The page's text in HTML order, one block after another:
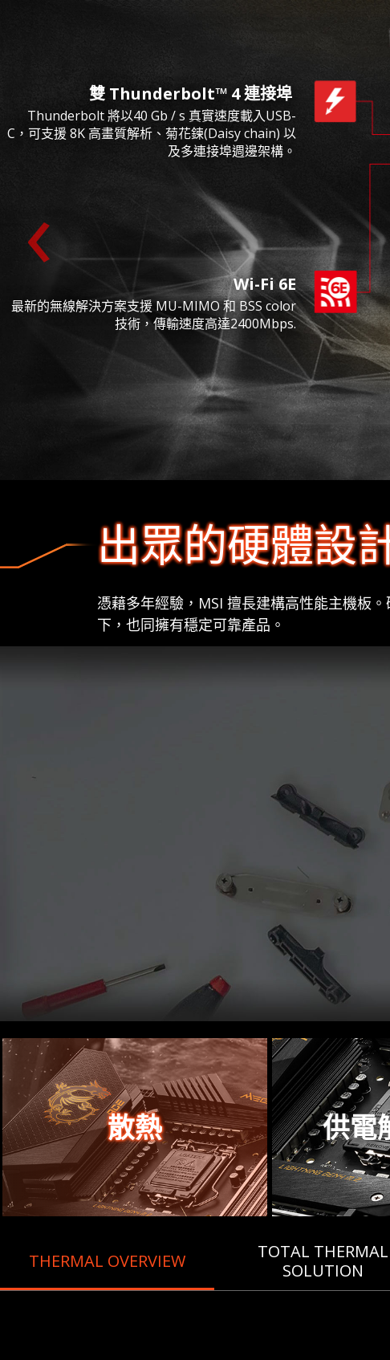
雙 Thunderbolt™ 4 連接埠
Thunderbolt 將以40 Gb / s 真實速度載入USB-
C，可支援 8K 高畫質解析、菊花鍊(Daisy chain) 以
及多連接埠週邊架構。
Wi-Fi 6E
最新的無線解決方案支援 MU-MIMO 和 BSS color
技術，傳輸速度高達2400Mbps.
‹
出眾的硬體設
憑藉多年經驗，MSI 擅長建構高性能主機板
下，也同擁有穩定可靠產品。
散熱 供電
THERMAL OVERVIEW
TOTAL THERMAL
SOLUTION